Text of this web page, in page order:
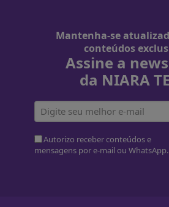
Mantenha-se
conteúdos
Assine a
da NIARA
Autorizo receber conteúdos e
mensagens por e-mail ou WhatsApp.